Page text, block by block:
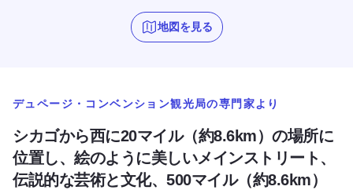
地図を見る
デュページ・コンベンション観光局の専門家より
シカゴから西に20マイル（約8.6km）の場所に
位置し、絵のように美しいメインストリート、
伝説的な芸術と文化、500マイル（約8.6km）